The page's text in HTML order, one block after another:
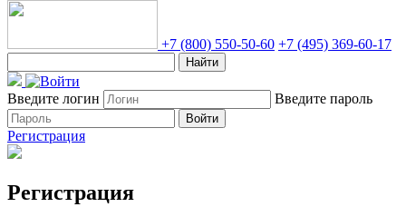
+7 (800) 550-50-60 +7 (495) 369-60-17
Найти
Введите логин Введите пароль
Войти
Регистрация
Регистрация